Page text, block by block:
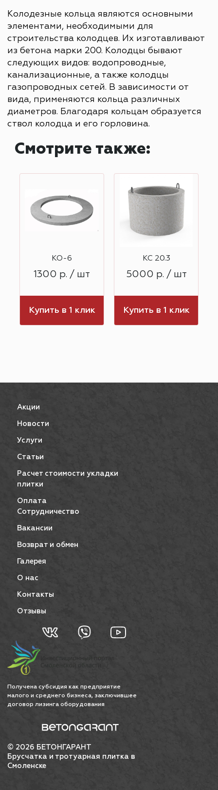
Колодезные кольца являются основными
элементами, необходимыми для
строительства колодцев. Их изготавливают
из бетона марки 200. Колодцы бывают
следующих видов: водопроводные,
канализационные, а также колодцы
газопроводных сетей. В зависимости от
вида, применяются кольца различных
диаметров. Благодаря кольцам образуется
ствол колодца и его горловина.
Смотрите также:
КО-6
1300 р. / шт
Купить в 1 клик
КС 20.3
5000 р. / шт
Купить в 1 клик
© 2026 БЕТОНГАРАНТ
Брусчатка и тротуарная плитка в
Смоленске
Акции
Новости
Услуги
Статьи
Расчет стоимости укладки
плитки
Оплата
Сотрудничество
Вакансии
Возврат и обмен
Галерея
О нас
Контакты
Отзывы
Получена субсидия как предприятие
малого и среднего бизнеса, заключившее
договор лизинга оборудования